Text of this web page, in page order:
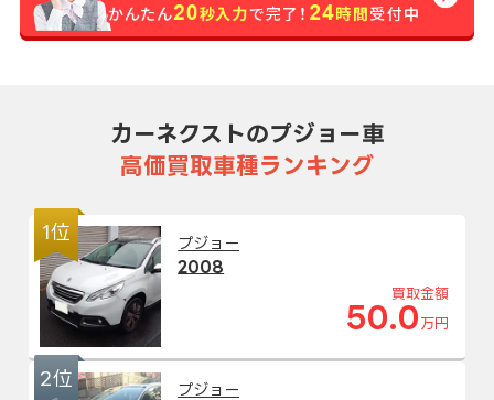
カーネクストのプジョー車
高価買取車種ランキング
1位
プジョー
2008
買取金額
50.0 万円
2位
プジョー